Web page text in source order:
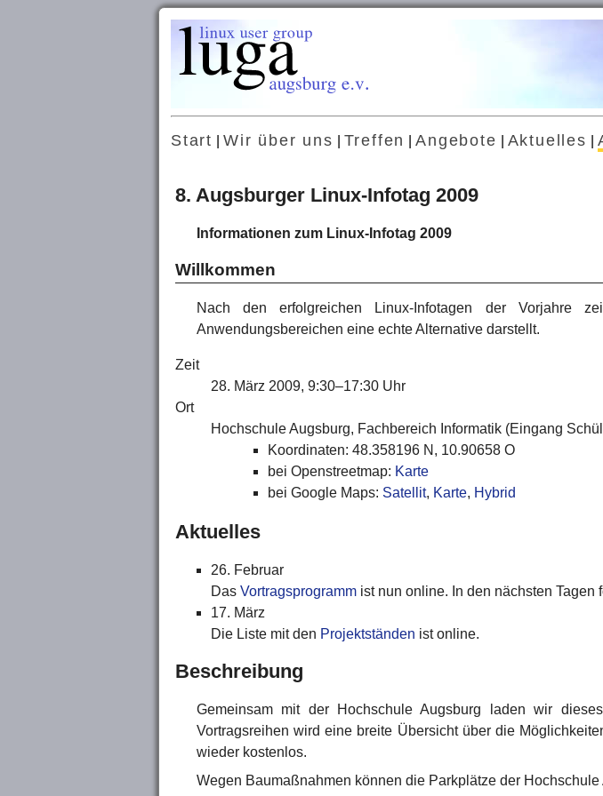
Start Wir über uns Treffen |Angebote Aktuelles
8. Augsburger Linux-Infotag 2009
Informationen zum Linux-Infotag 2009
Willkommen
Nach den erfolgreichen Linux-Infotagen der
Anwendungsbereichen eine echte Alternative darstellt.
Zeit
28. März 2009, 9:30–17:30 Uhr
Ort
Hochschule Augsburg, Fachbereich Informatik (Eingang
Koordinaten: 48.358196 N, 10.90658 O
bei Openstreetmap: Karte
bei Google Maps: Satellit, Karte, Hybrid
Aktuelles
26. Februar
Das Vortragsprogrammist nun online. In den nächsten Tagen
17. März
Die Liste mit den Projektständen ist online.
Beschreibung
Gemeinsam mit der Hochschule Augsburg laden wir
Vortragsreihen wird eine breite Übersicht über die
wieder kostenlos.
Wegen Baumaßnahmen können die Parkplätze der